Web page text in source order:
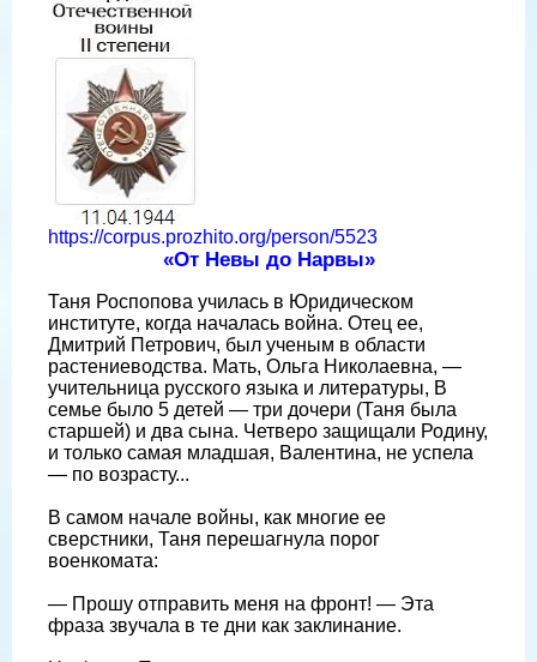
https://corpus.prozhito.org/person/5523
«От Невы до Нарвы»
Таня Роспопова училась в Юридическом
институте, когда началась война. Отец ее,
Дмитрий Петрович, был ученым в области
растениеводства. Мать, Ольга Николаевна, —
учительница русского языка и литературы, В
семье было 5 детей — три дочери (Таня была
старшей) и два сына. Четверо защищали Родину,
и только самая младшая, Валентина, не успела
— по возрасту...
В самом начале войны, как многие ее
сверстники, Таня перешагнула порог
военкомата:
— Прошу отправить меня на фронт! — Эта
фраза звучала в те дни как заклинание.